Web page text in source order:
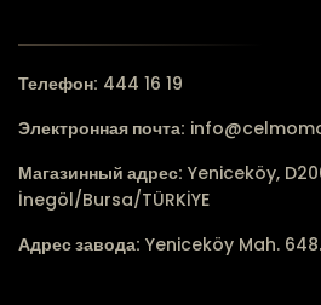
Телефон: 444 16 19
Электронная почта:
Магазинный адрес: Yeniceköy,
İnegöl/Bursa/TÜRKİYE
Адрес завода: Yeniceköy Mah.